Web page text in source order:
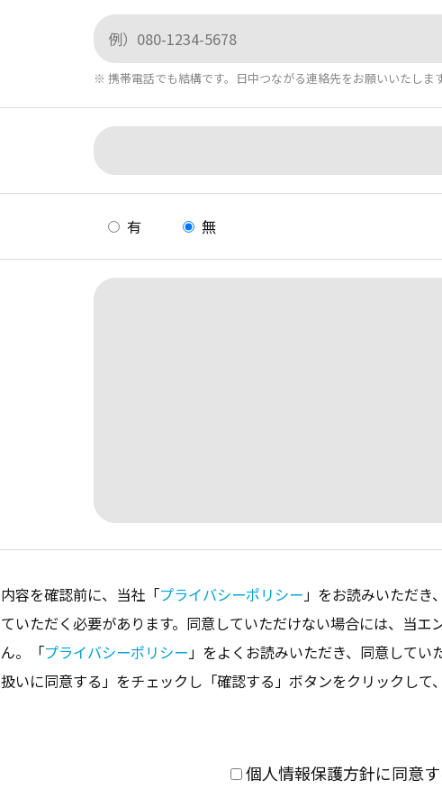
※ 携帯電話でも結構です。日中つながる連絡先をお願いいたします
有 無
内容を確認前に、当社「プライバシーポリシー 」をお読みいただき
ていただく必要があります。同意していただけない場合には、当エ
ん。「プライバシーポリシー 」をよくお読みいただき、同意して
扱いに同意する」をチェックし「確認する」ボタンをクリックして
個人情報保護方針に同意す